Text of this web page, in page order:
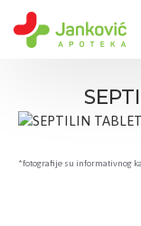
*fotografije su informativnog